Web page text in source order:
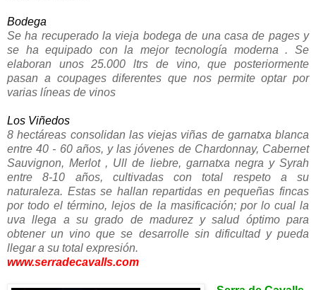
Bodega
Se ha recuperado la vieja bodega de una casa de pages y
se ha equipado con la mejor tecnología moderna . Se
elaboran unos 25.000 ltrs de vino, que posteriormente
pasan a coupages diferentes que nos permite optar por
varias líneas de vinos
Los Viñedos
8 hectáreas consolidan las viejas viñas de garnatxa blanca
entre 40 - 60 años, y las jóvenes de Chardonnay, Cabernet
Sauvignon, Merlot , Ull de liebre, garnatxa negra y Syrah
entre 8-10 años, cultivadas con total respeto a su
naturaleza. Estas se hallan repartidas en pequeñas fincas
por todo el término, lejos de la masificación; por lo cual la
uva llega a su grado de madurez y salud óptimo para
obtener un vino que se desarrolle sin dificultad y pueda
llegar a su total expresión.
www.serradecavalls.com